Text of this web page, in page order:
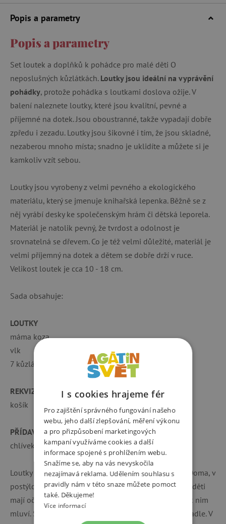
Popis a parametry
Popis a parametry
Set loutek a doplňků k pohádce pro malé děti O
neposlušných kůzlátkách. Loutky jsou ideální na vyprávění
pohádky, protože pohádka s loutkami doslova ožije. V
balení naleznete loutky, které jsou kvalitní, pevné a
příjemné na dotek. Jsou oboustranné, takže vypadají dobře
zpředu i zezadu. Loutky jsou šikovné i tím, že jsou skladné,
nezaberou mnoho místa; snadno je uklidíte a můžete si je
kamkoliv vzít sebou.
Loutky jsou vyrobeny z velmi pevného a ekologického
materiálu, který se jmenuje knihařská lepenka. Běžně se z
něj vyrábí desky ke společenským hrám či dětská leporela.
Materiál je natolik pevný, že tvrdost a odolnost je
srovnatelná se dřevem. Co je též velmi důležité, materiál je
velmi příjemný na dotek a dětem se dobře drží v ruce.
Velikost loutek je cca 10 - 18 cm.
Sada obsahuje:
LOUTKY
máma koza
vlk
7 kůzlátek (3 kluci, 4 holky)
REKVIZITA
košík
PŘÍDAVNÁ KULISA
chlívek + 2 ks stojánků
Loutky jsou skvělá pomůcka na vyprávění pohádek. Doma, v
postýlce, venku, na kočárku, v autě. Zejména maličké děti
mají oči navrch hlavy a sledují pouze postavu, která k nim
mluví. Samozřejmě je můžete využít v loutkovém divadle. V
I s cookies hrajeme fér
Pro zajištění správného fungování našeho
webu, jeho další zlepšování, měření výkonu
a pro přizpůsobení marketingových
kampaní využíváme cookies a další
informace spojené s prohlížením webu.
Snažíme se, aby na vás nevyskočila
nezajímavá reklama. Udělením souhlasu s
pravidly nám v této snaze můžete pomoct
také. Děkujeme!
Více informací